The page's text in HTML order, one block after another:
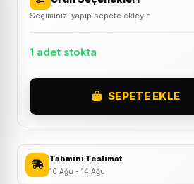
Seçiminizi yapıp sepete ekleyin
1 adet stokta
Pack
Gidon
SEPETE EKLE
Tahmini Teslimat
10 Ağu - 14 Ağu